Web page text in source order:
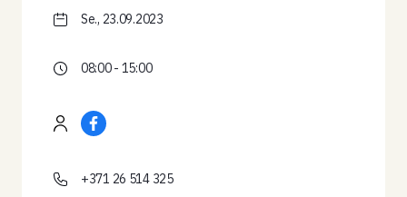
Se., 23.09.2023
08:00 - 15:00
+371 26 514 325